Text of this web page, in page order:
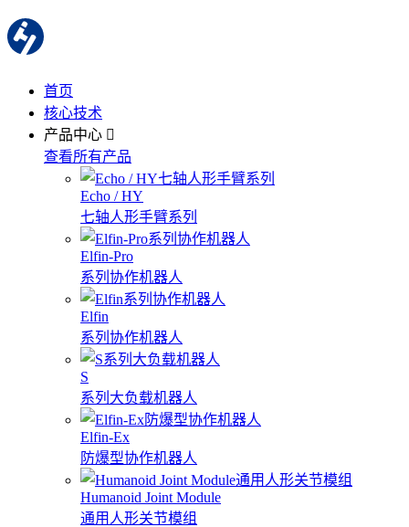
首页
核心技术
产品中心
查看所有产品
Echo / HY
七轴人形手臂系列
Elfin-Pro
系列协作机器人
Elfin
系列协作机器人
S
系列大负载机器人
Elfin-Ex
防爆型协作机器人
Humanoid Joint Module
通用人形关节模组